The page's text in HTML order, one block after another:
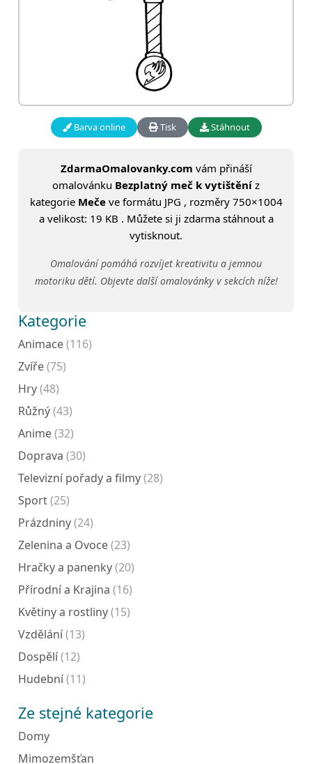
Barva online Tisk Stáhnout
ZdarmaOmalovanky.com vám přináší
omalovánku Bezplatný meč k vytištění z
kategorie Mečeve formátu JPG , rozměry 750×1004
a velikost: 19 KB . Můžete si ji zdarma stáhnout a
vytisknout.
Omalování pomáhá rozvíjet kreativitu a jemnou
motoriku dětí. Objevte další omalovánky v sekcích níže!
Kategorie
Animace(116)
Zvíře(75)
Hry(48)
Růžný(43)
Anime(32)
Doprava (30)
Televizní pořady a filmy(28)
Sport(25)
Prázdniny(24)
Zelenina a Ovoce(23)
Hračky a panenky(20)
Přírodní a Krajina (16)
Květiny a rostliny(15)
Vzdělání(13)
Dospělí(12)
Hudební(11)
Ze stejné kategorie
Domy
Mimozemšťan